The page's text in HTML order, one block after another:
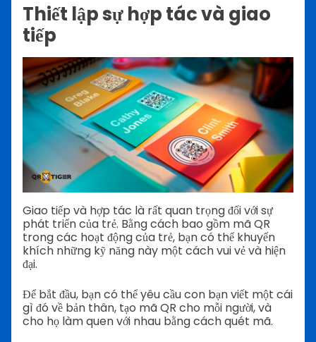
Thiết lập sự hợp tác và giao
tiếp
Giao tiếp và hợp tác là rất quan trọng đối với sự
phát triển của trẻ. Bằng cách bao gồm mã QR
trong các hoạt động của trẻ, bạn có thể khuyến
khích những kỹ năng này một cách vui vẻ và hiện
đại.
Để bắt đầu, bạn có thể yêu cầu con bạn viết một cái
gì đó về bản thân, tạo mã QR cho mỗi người, và
cho họ làm quen với nhau bằng cách quét mã.